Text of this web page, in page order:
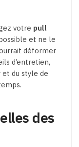
votre pull
et ne le
déformer
d’entretien,
du style de
des